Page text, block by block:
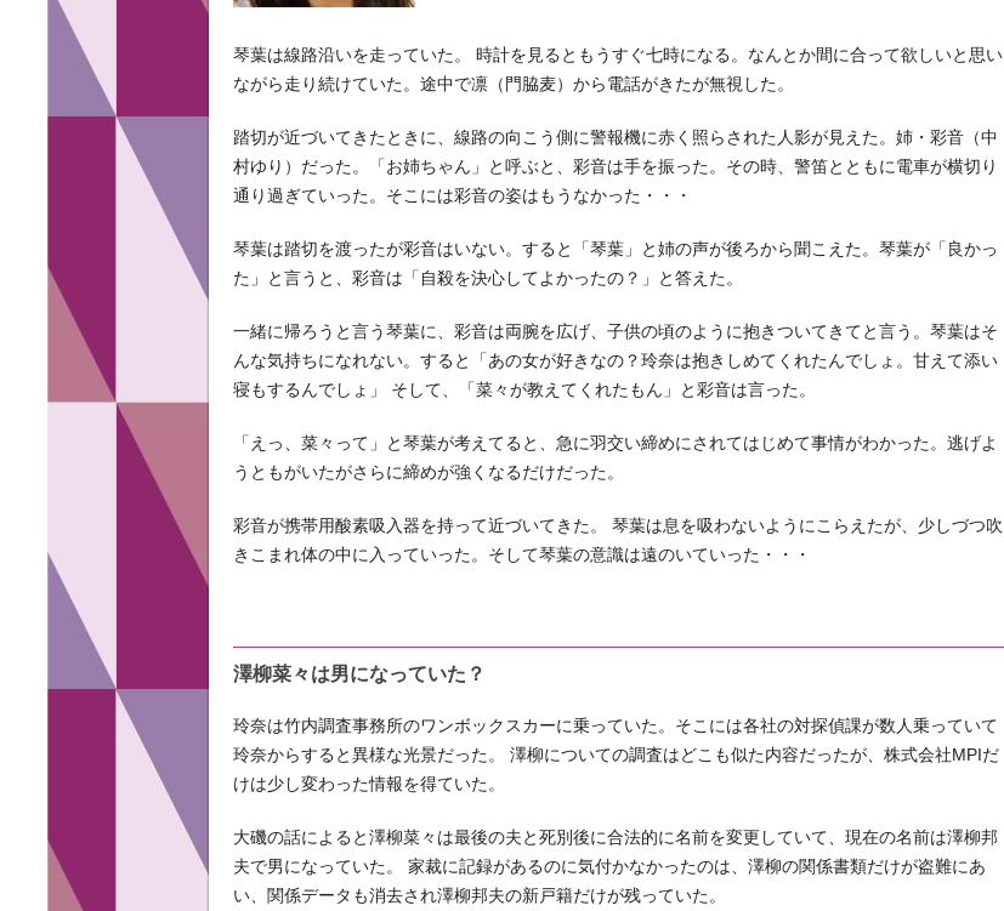
琴葉は線路沿いを走っていた。 時計を見るともうすぐ七時になる。なんとか間に合って欲しいと思い
ながら走り続けていた。途中で凛（門脇麦）から電話がきたが無視した。
踏切が近づいてきたときに、線路の向こう側に警報機に赤く照らされた人影が見えた。姉・彩音（中
村ゆり）だった。「お姉ちゃん」と呼ぶと、彩音は手を振った。その時、警笛とともに電車が横切り
通り過ぎていった。そこには彩音の姿はもうなかった・・・
琴葉は踏切を渡ったが彩音はいない。すると「琴葉」と姉の声が後ろから聞こえた。琴葉が「良かっ
た」と言うと、彩音は「自殺を決心してよかったの？」と答えた。
一緒に帰ろうと言う琴葉に、彩音は両腕を広げ、子供の頃のように抱きついてきてと言う。琴葉はそ
んな気持ちになれない。すると「あの女が好きなの？玲奈は抱きしめてくれたんでしょ。甘えて添い
寝もするんでしょ」 そして、「菜々が教えてくれたもん」と彩音は言った。
「えっ、菜々って」と琴葉が考えてると、急に羽交い締めにされてはじめて事情がわかった。逃げよ
うともがいたがさらに締めが強くなるだけだった。
彩音が携帯用酸素吸入器を持って近づいてきた。 琴葉は息を吸わないようにこらえたが、少しづつ吹
きこまれ体の中に入っていった。そして琴葉の意識は遠のいていった・・・
澤柳菜々は男になっていた？
玲奈は竹内調査事務所のワンボックスカーに乗っていた。そこには各社の対探偵課が数人乗っていて
玲奈からすると異様な光景だった。 澤柳についての調査はどこも似た内容だったが、株式会社MPIだ
けは少し変わった情報を得ていた。
大磯の話によると澤柳菜々は最後の夫と死別後に合法的に名前を変更していて、現在の名前は澤柳邦
夫で男になっていた。 家裁に記録があるのに気付かなかったのは、澤柳の関係書類だけが盗難にあ
い、関係データも消去され澤柳邦夫の新戸籍だけが残っていた。